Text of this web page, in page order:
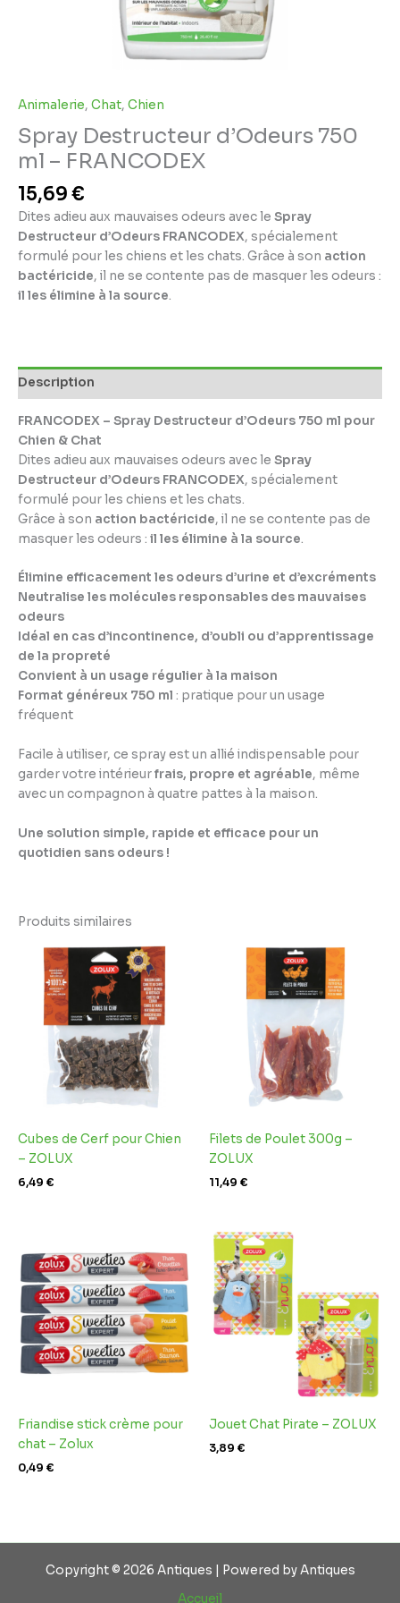
Animalerie, Chat, Chien
Spray Destructeur d’Odeurs 750
ml – FRANCODEX
15,69€
Dites adieu aux mauvaises odeurs avec le Spray
Destructeur d’Odeurs FRANCODEX, spécialement
formulé pour les chiens et les chats. Grâce à son action
bactéricide, il ne se contente pas de masquer les odeurs :
il les élimine à la source.
Description
FRANCODEX – Spray Destructeur d’Odeurs 750 ml pour
Chien & Chat
Dites adieu aux mauvaises odeurs avec le Spray
Destructeur d’Odeurs FRANCODEX, spécialement
formulé pour les chiens et les chats.
Grâce à son action bactéricide, il ne se contente pas de
masquer les odeurs : il les élimine à la source.
Élimine efficacement les odeurs d’urine et d’excréments
Neutralise les molécules responsables des mauvaises
odeurs
Idéal en cas d’incontinence, d’oubli ou d’apprentissage
de la propreté
Convient à un usage régulier à la maison
Format généreux 750 ml : pratique pour un usage
fréquent
Facile à utiliser, ce spray est un allié indispensable pour
garder votre intérieurfrais, propre et agréable, même
avec un compagnon à quatre pattes à la maison.
Une solution simple, rapide et efficace pour un
quotidien sans odeurs !
Produits similaires
Cubes de Cerf pour Chien
– ZOLUX
6,49 €
Filets de Poulet 300g –
ZOLUX
11,49 €
Friandise stick crème pour
chat – Zolux
0,49 €
Jouet Chat Pirate – ZOLUX
3,89 €
Copyright © 2026 Antiques | Powered by Antiques
Accueil